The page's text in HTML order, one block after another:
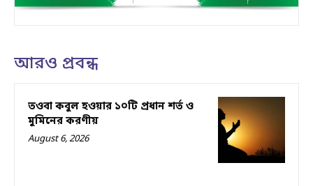
আরও প্রবন্ধ
তওবা কবুল হওয়ার ১০টি প্রধান শর্ত ও
মুমিনের করণীয়
August 6, 2026